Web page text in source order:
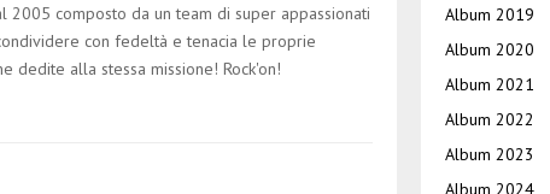
2005 composto da un team di super appassionati
con fedeltà e tenacia le proprie
dedite alla stessa missione! Rock'on!
Album 2019
Album 2020
Album 2021
Album 2022
Album 2023
Album 2024